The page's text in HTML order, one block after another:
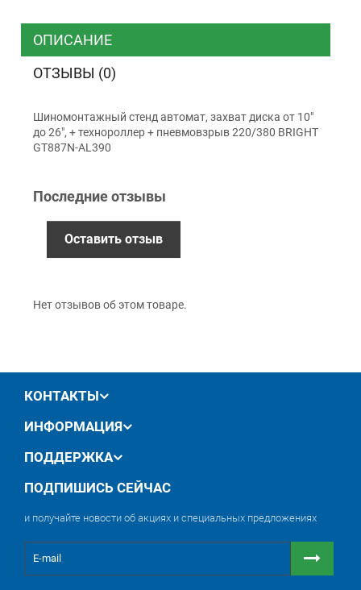
ТК ”УкрПочта”
Наличными
Наложенный платеж (при получении)
Безналичный расчет (с НДС)
официальной гарантии от
ОПИСАНИЕ
ОТЗЫВЫ (0)
Шиномонтажный стенд автомат, захват диска от 10"
до 26", + технороллер + пневмовзрыв 220/380 BRIGHT
GT887N-AL390
Последние отзывы
Оставить отзыв
Нет отзывов об этом товаре.
КОНТАКТЫ
ИНФОРМАЦИЯ
ПОДДЕРЖКА
ПОДПИШИСЬ СЕЙЧАС
и получайте новости об акциях и специальных предложениях